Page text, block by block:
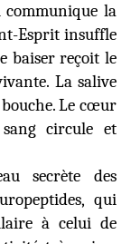
communique la
Esprit insuffle
baiser reçoit le
La salive
Le cœur
circule et
secrète des
qui
à celui de